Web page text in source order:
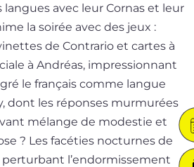
langues avec leur Cornas et leur
la soi­rée avec des jeux :
de Contrario et cartes à
à Andréas, impres­sion­nant
le fran­çais comme langue
dont les réponses mur­mu­rées
mélange de modes­tie et
? Les facé­ties noc­turnes de
l’endormissement